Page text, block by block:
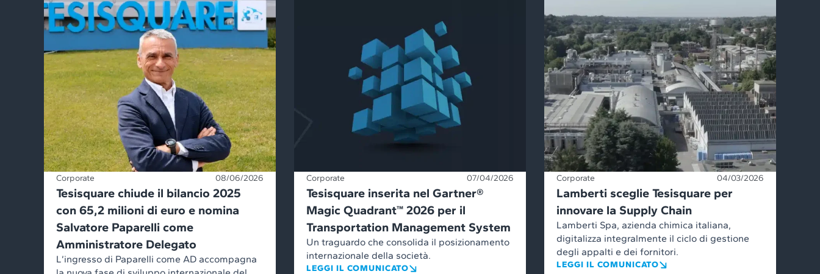
Corporate 08/06/2026
Tesisquare chiude il bilancio 2025
con 65,2 milioni di euro e nomina
Salvatore Paparelli come
Amministratore Delegato
L’ingresso di Paparelli come AD accompagna
Corporate 07/04/2026
Tesisquare inserita nel Gartner®
Magic Quadrant™ 2026 per il
Transportation Management System
Un traguardo che consolida il posizionamento
internazionale della società.
LEGGI IL COMUNICATO
Corporate 04/03/2026
Lamberti sceglie Tesisquare per
innovare la Supply Chain
Lamberti Spa, azienda chimica italiana,
digitalizza integralmente il ciclo di gestione
degli appalti e dei fornitori.
LEGGI IL COMUNICATO